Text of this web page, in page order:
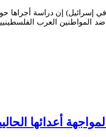
المواطنين العرب
أعدائها